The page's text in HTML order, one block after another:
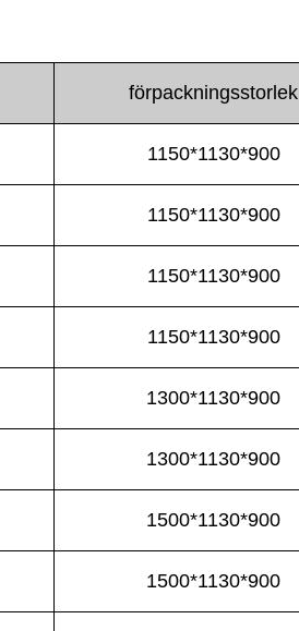
förpackningsstorlek
1150*1130*900
1150*1130*900
1150*1130*900
1150*1130*900
1300*1130*900
1300*1130*900
1500*1130*900
1500*1130*900